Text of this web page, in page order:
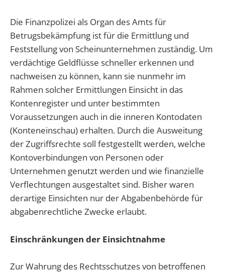
Die Finanzpolizei als Organ des Amts für
Betrugsbekämpfung ist für die Ermittlung und
Feststellung von Scheinunternehmen zuständig. Um
verdächtige Geldflüsse schneller erkennen und
nachweisen zu können, kann sie nunmehr im
Rahmen solcher Ermittlungen Einsicht in das
Kontenregister und unter bestimmten
Voraussetzungen auch in die inneren Kontodaten
(Konteneinschau) erhalten. Durch die Ausweitung
der Zugriffsrechte soll festgestellt werden, welche
Kontoverbindungen von Personen oder
Unternehmen genutzt werden und wie finanzielle
Verflechtungen ausgestaltet sind. Bisher waren
derartige Einsichten nur der Abgabenbehörde für
abgabenrechtliche Zwecke erlaubt.
Einschränkungen der Einsichtnahme
Zur Wahrung des Rechtsschutzes von betroffenen